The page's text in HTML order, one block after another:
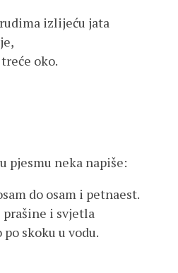
izlijeću jata
oko.
pjesmu neka napiše:
do osam i petnaest.
prašine i svjetla
skoku u vodu.